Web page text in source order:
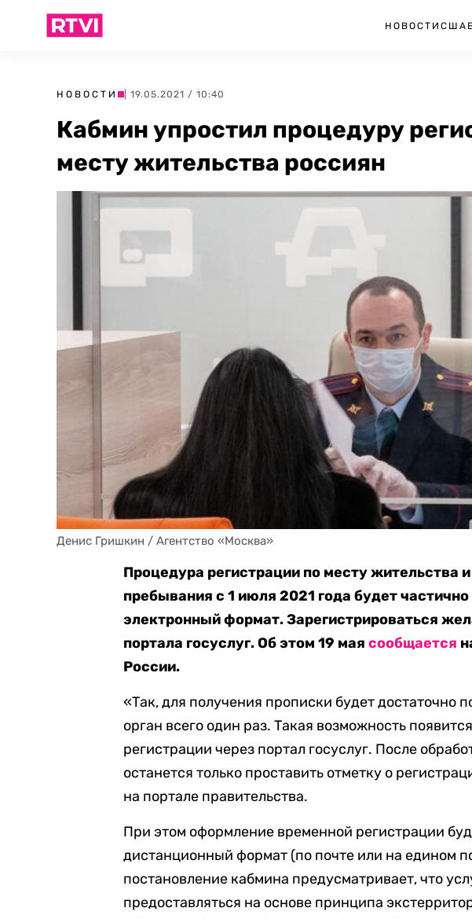
НОВОСТИ США
НОВОСТИ | 19.05.2021 / 10:40
Кабмин упростил процедуру
месту жительства россиян
Денис Гришкин / Агентство «Москва»
Процедура регистрации по месту жительства
пребывания с 1 июля 2021 года будет
электронный формат. Зарегистрироваться
портала госуслуг. Об этом 19 маясообщается
России.
«Так, для получения прописки будет достаточно
орган всего один раз. Такая возможность
регистрации через портал госуслуг. После
останется только проставить отметку о
на портале правительства.
При этом оформление временной регистрации
дистанционный формат (по почте или на едином
постановление кабмина предусматривает, что
предоставляться на основе принципа